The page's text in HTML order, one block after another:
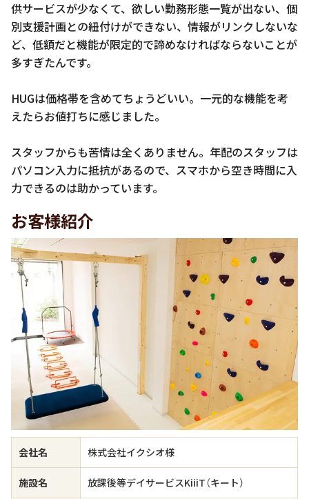
供サービスが少なくて、欲しい勤務形態一覧が出ない、個
別支援計画との紐付けができない、情報がリンクしないな
ど、低額だと機能が限定的で諦めなければならないことが
多すぎたんです。
HUGは価格帯を含めてちょうどいい。一元的な機能を考
えたらお値打ちに感じました。
スタッフからも苦情は全くありません。年配のスタッフは
パソコン入力に抵抗があるので、スマホから空き時間に入
力できるのは助かっています。
お客様紹介
会社名 株式会社イクシオ様
施設名 放課後等デイサービスKiiiT（キート）